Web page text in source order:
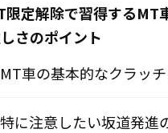
限定解除で習得するMT
さのポイント
車の基本的なクラッ
に注意したい坂道発進